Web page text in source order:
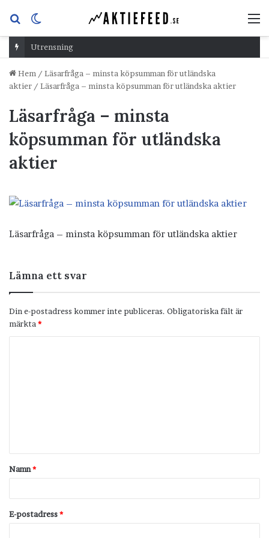
Sök
efterskin
Utrensning
Hem / Läsarfråga – minsta köpsumman för utländska
aktier / Läsarfråga – minsta köpsumman för utländska aktier
Läsarfråga – minsta
köpsumman för utländska
aktier
Läsarfråga – minsta köpsumman för utländska aktier
Lämna ett svar
Din e-postadress kommer inte publiceras. Obligatoriska fält är
märkta *
t
a
Namn*
E-postadress*